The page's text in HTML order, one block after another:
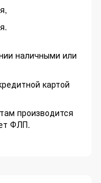
наличными или
картой
производится
ФЛП.